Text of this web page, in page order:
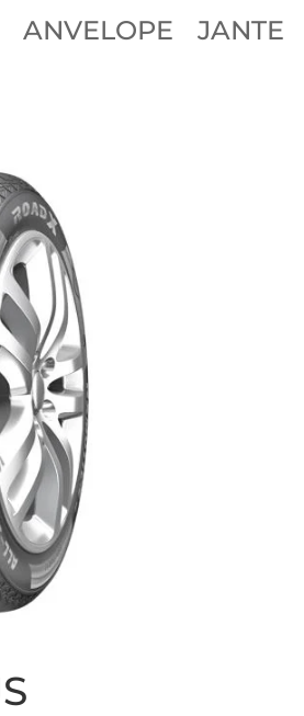
ANVELOPE JANTE